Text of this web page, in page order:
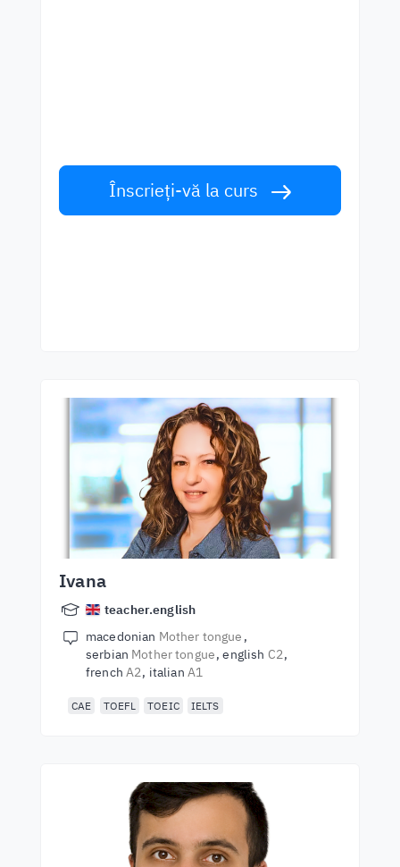
Înscrieți-vă la curs
Ivana
teacher.english
macedonian Mother tongue
serbian Mother tongue english C2
french A2 italian A1
CAE TOEFL TOEIC IELTS